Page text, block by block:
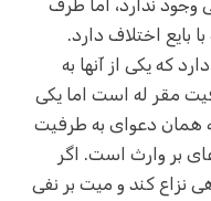
وجود ندارد، اما طرف
بایع اختلاف دارد.
که یکی از آنها به
مقر له است اما یکی
همان دعوای به طرفیت
بر وارث است. اگر
نزاع کند و میت بر نفی